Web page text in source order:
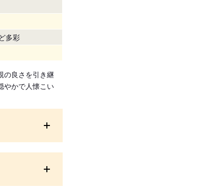
多彩
の良さを引き継
やかで人懐こい